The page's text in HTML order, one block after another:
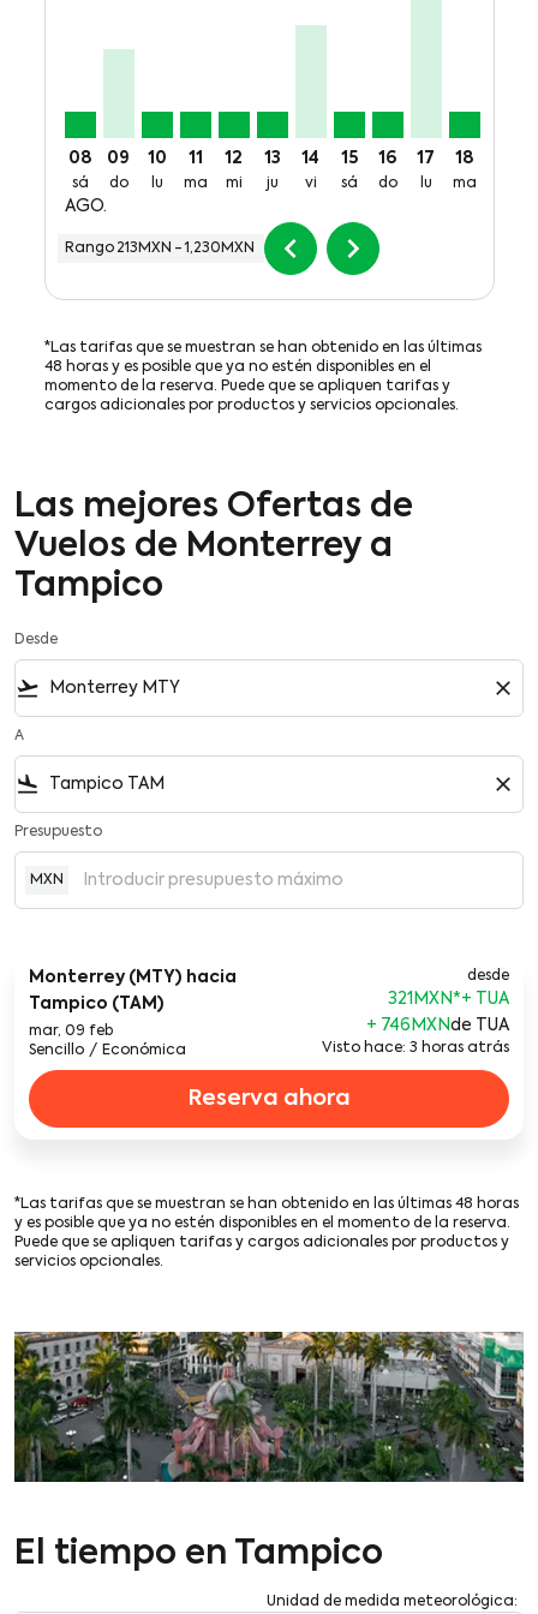
08
sá
AGO.
09
do
10
lu
11
ma
12
mi
13
ju
14
vi
15
sá
16
do
17
lu
18
ma
Rango 213MXN - 1,230MXN chevron_left chevron_right
*Las tarifas que se muestran se han obtenido en las últimas
48 horas y es posible que ya no estén disponibles en el
momento de la reserva. Puede que se apliquen tarifas y
cargos adicionales por productos y servicios opcionales.
Las mejores Ofertas de
Vuelos de Monterrey a
Tampico
Desde
flight_takeoff close
A
flight_land close
Presupuesto
MXN
Monterrey (MTY) hacia
Tampico (TAM)
mar, 09 feb
Sencillo / Económica
desde
321MXN*
+ 746MXNde TUA
Visto hace: 3 horas atrás
Reserva ahora
*Las tarifas que se muestran se han obtenido en las últimas 48 horas
y es posible que ya no estén disponibles en el momento de la reserva.
Puede que se apliquen tarifas y cargos adicionales por productos y
servicios opcionales.
El tiempo en Tampico
Unidad de medida meteorológica: